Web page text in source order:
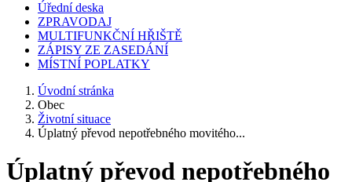
Úřední deska
ZPRAVODAJ
MULTIFUNKČNÍ HŘIŠTĚ
ZÁPISY ZE ZASEDÁNÍ
MÍSTNÍ POPLATKY
Úvodní stránka
Obec
Životní situace
Úplatný převod nepotřebného movitého...
Úplatný převod nepotřebného